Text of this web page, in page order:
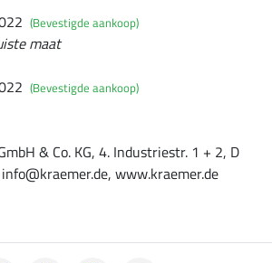
(Bevestigde aankoop)
maat
(Bevestigde aankoop)
& Co. KG, 4. Industriestr. 1 + 2, D
www.kraemer.de